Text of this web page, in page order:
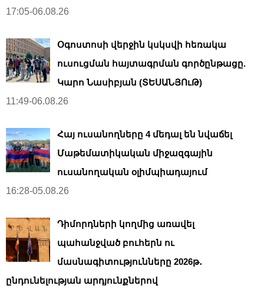
17:05-06.08.26
Օգոստոսի վերջին կսկսվի հեռակա
ուսուցման հայտագրման գործընթացը.
Կարո Նասիբյան (ՏԵՍԱՆՅՈւԹ)
11:49-06.08.26
Հայ ուսանողները 4 մեդալ են նվաճել
Մաթեմատիկական միջազգային
ուսանողական օլիմպիադայում
16:28-05.08.26
Դիմորդների կողմից առավել
պահանջված բուհերն ու
մասնագիտությունները 2026թ․
ընդունելության արդյունքներով